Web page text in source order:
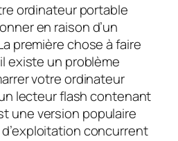
ordinateur portable
en raison d’un
première chose à faire
existe un problème
votre ordinateur
lecteur flash contenant
une version populaire
concurrent